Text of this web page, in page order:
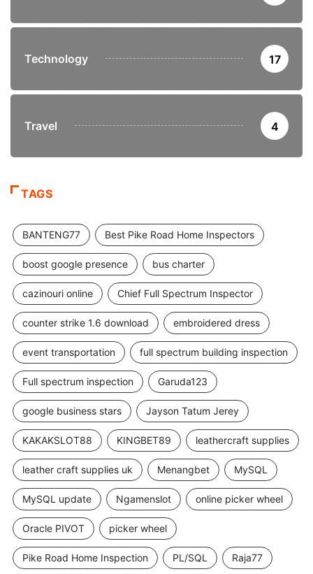
Technology 17
Travel 4
TAGS
BANTENG77 Best Pike Road Home Inspectors
boost google presence bus charter
cazinouri online Chief Full Spectrum Inspector
counter strike 1.6 download embroidered dress
event transportation full spectrum building inspection
Full spectrum inspection Garuda123
google business stars Jayson Tatum Jerey
KAKAKSLOT88 KINGBET89 leathercraft supplies
leather craft supplies uk Menangbet MySQL
MySQL update Ngamenslot online picker wheel
Oracle PIVOT picker wheel
Pike Road Home Inspection PL/SQL Raja77